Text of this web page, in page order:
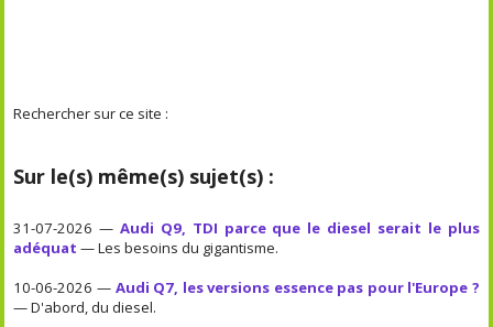
Rechercher sur ce site :
Sur le(s) même(s) sujet(s) :
31-07-2026 —Audi Q9, TDI parce que le diesel serait le plus
adéquat — Les besoins du gigantisme.
10-06-2026 — Audi Q7, les versions essence pas pour l'Europe ?
— D'abord, du diesel.